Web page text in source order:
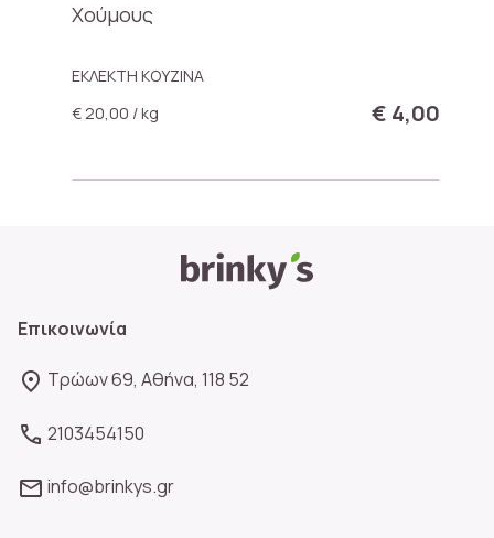
Χούμους
ΕΚΛΕΚΤΗ ΚΟΥΖΙΝΑ
€ 20,00 / kg
€ 4,00
Επικοινωνία
Τρώων 69, Αθήνα, 118 52
2103454150
info@brinkys.gr